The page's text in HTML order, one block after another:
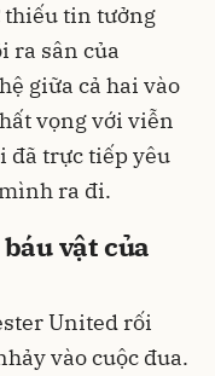
thiếu tin tưởng
ra sân của
giữa cả hai vào
vọng với viễn
đã trực tiếp yêu
ra đi.
vật của
United rối
vào cuộc đua.